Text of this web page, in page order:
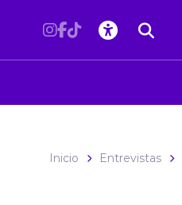
Inicio Entrevistas